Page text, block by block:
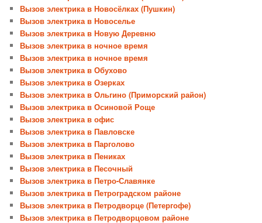
Вызов электрика в Новосёлках (Пушкин)
Вызов электрика в Новоселье
Вызов электрика в Новую Деревню
Вызов электрика в ночное время
Вызов электрика в ночное время
Вызов электрика в Обухово
Вызов электрика в Озерках
Вызов электрика в Ольгино (Приморский район)
Вызов электрика в Осиновой Роще
Вызов электрика в офис
Вызов электрика в Павловске
Вызов электрика в Парголово
Вызов электрика в Пениках
Вызов электрика в Песочный
Вызов электрика в Петро-Славянке
Вызов электрика в Петроградском районе
Вызов электрика в Петродворце (Петергофе)
Вызов электрика в Петродворцовом районе